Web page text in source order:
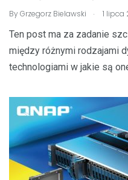
ByGrzegorz Bielawski . 1 lipca
Ten post ma za zadanie
między różnymi rodzajami
technologiami w jakie są